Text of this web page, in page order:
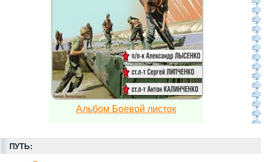
Альбом Боевой листок
ПУТЬ: